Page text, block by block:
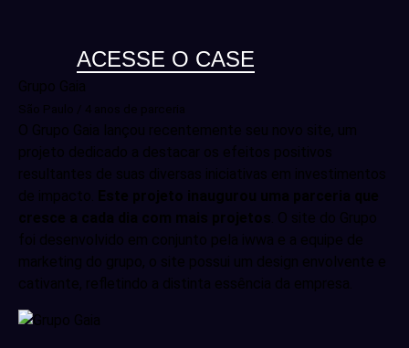
ACESSE O CASE
Grupo Gaia
São Paulo / 4 anos de parceria
O Grupo Gaia lançou recentemente seu novo site, um
projeto dedicado a destacar os efeitos positivos
resultantes de suas diversas iniciativas em investimentos
de impacto. Este projeto inaugurou uma parceria que
cresce a cada dia com mais projetos . O site do Grupo
foi desenvolvido em conjunto pela iwwa e a equipe de
marketing do grupo, o site possui um design envolvente e
cativante, refletindo a distinta essência da empresa.